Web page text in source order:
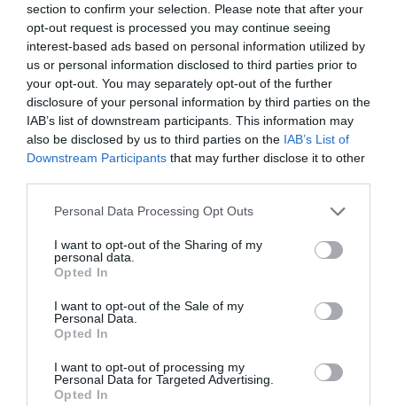
section to confirm your selection. Please note that after your
opt-out request is processed you may continue seeing
interest-based ads based on personal information utilized by
us or personal information disclosed to third parties prior to
your opt-out. You may separately opt-out of the further
disclosure of your personal information by third parties on the
IAB’s list of downstream participants. This information may
also be disclosed by us to third parties on the IAB’s List of
Downstream Participants that may further disclose it to other
Please note that this website/app uses one or more Google
not limited to your visit or usage behaviour. You may click to
grant or deny consent to Google and its third-party tags to
use your data for below specified purposes in below Google
consent section.
Personal Data Processing Opt Outs
I want to opt-out of the Sharing of my
personal data.
Opted In
I want to opt-out of the Sale of my
Personal Data.
Opted In
I want to opt-out of processing my
Personal Data for Targeted Advertising.
Opted In
ΣΧΟΛΙΑ